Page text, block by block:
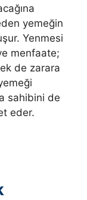
yemeğin
Yenmesi
menfaate;
de zarara
sahibini de
eder.